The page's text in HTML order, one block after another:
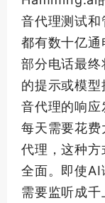
音代理测试
都有数十亿
部分电话最
的提示或模
音代理的响
每天需要花
代理，这种
全面。即使AI
需要监听成